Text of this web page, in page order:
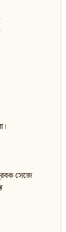
সেজে